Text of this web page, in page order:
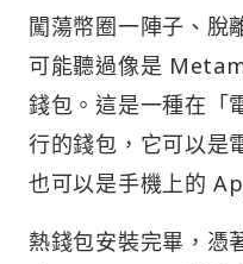
闖蕩幣圈一陣子、脫
可能聽過像是
錢包。這是一種在「
行的錢包，它可以是
也可以是手機上的
熱錢包安裝完畢，憑